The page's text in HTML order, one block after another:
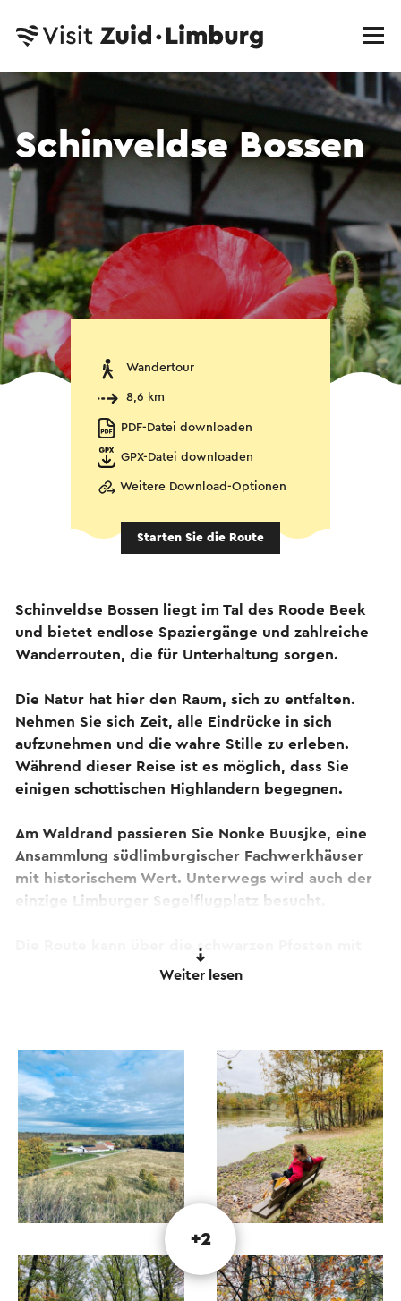
Schinveldse Bossen
Wandertour
8,6 km
PDF-Datei downloaden
GPX-Datei downloaden
Weitere Download-Optionen
Starten Sie die Route
Schinveldse Bossen liegt im Tal des Roode Beek
und bietet endlose Spaziergänge und zahlreiche
Wanderrouten, die für Unterhaltung sorgen.
Die Natur hat hier den Raum, sich zu entfalten.
Nehmen Sie sich Zeit, alle Eindrücke in sich
aufzunehmen und die wahre Stille zu erleben.
Während dieser Reise ist es möglich, dass Sie
einigen schottischen Highlandern begegnen.
Am Waldrand passieren Sie Nonke Buusjke, eine
Ansammlung südlimburgischer Fachwerkhäuser
mit historischem Wert. Unterwegs wird auch der
einzige Limburger Segelflugplatz besucht.
Die Route kann über die schwarzen Pfosten mit
Ringbuch und goldenen Sternen verfolgt werden
Dieser Text wurde mit Hilfe eines Online-
Übersetzungsdienstes automatisch übersetzt.
Weiter lesen
+2